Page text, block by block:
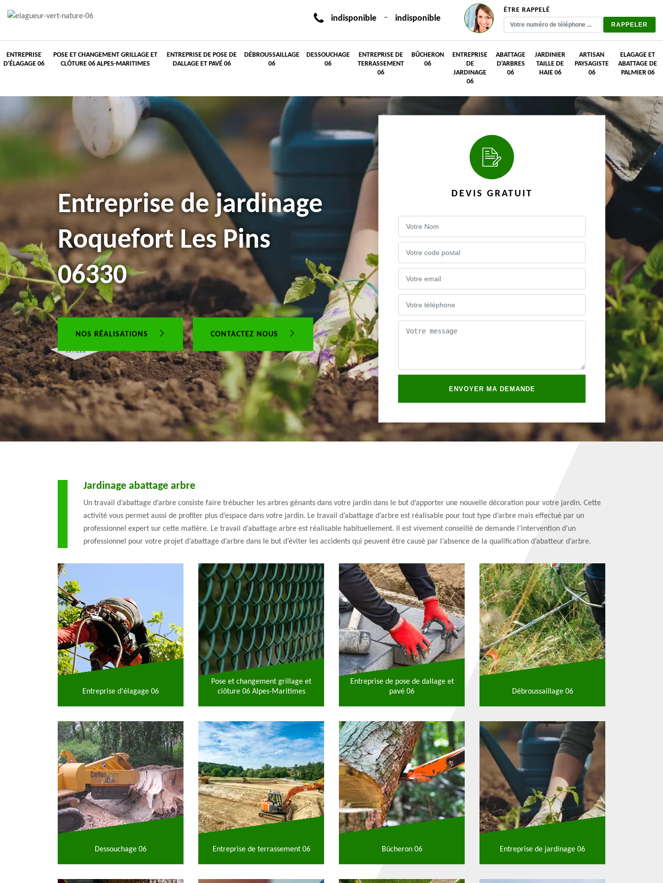
indisponible - indisponible
ÊTRE RAPPELÉ
ENTREPRISE
D'ÉLAGAGE 06
POSE ET CHANGEMENT GRILLAGE ET
CLÔTURE 06 ALPES-MARITIMES
ENTREPRISE DE POSE DE
DALLAGE ET PAVÉ 06
DÉBROUSSAILLAGE
06
DESSOUCHAGE
06
ENTREPRISE DE
TERRASSEMENT
06
BÛCHERON
06
ENTREPRISE
DE
JARDINAGE
06
ABATTAGE
D'ARBRES
06
JARDINIER
TAILLE DE
HAIE 06
ARTISAN
PAYSAGISTE
06
ELAGAGE ET
ABATTAGE DE
PALMIER 06
Entreprise de jardinage
Roquefort Les Pins
06330
NOS RÉALISATIONS CONTACTEZ NOUS
DEVIS GRATUIT
Jardinage abattage arbre
Un travail d’abattage d’arbre consiste faire trébucher les arbres gênants dans votre jardin dans le but d’apporter une nouvelle décoration pour votre jardin. Cette
activité vous permet aussi de profiter plus d’espace dans votre jardin. Le travail d’abattage d’arbre est réalisable pour tout type d’arbre mais effectué par un
professionnel expert sur cette matière. Le travail d’abattage arbre est réalisable habituellement. Il est vivement conseillé de demande l’intervention d’un
professionnel pour votre projet d’abattage d’arbre dans le but d’éviter les accidents qui peuvent être causé par l’absence de la qualification d’abatteur d’arbre.
Entreprise d'élagage 06
Pose et changement grillage et
clôture 06 Alpes-Maritimes
Entreprise de pose de dallage et
pavé 06
Débroussaillage 06
Dessouchage 06 Entreprise de terrassement 06 Bûcheron 06 Entreprise de jardinage 06